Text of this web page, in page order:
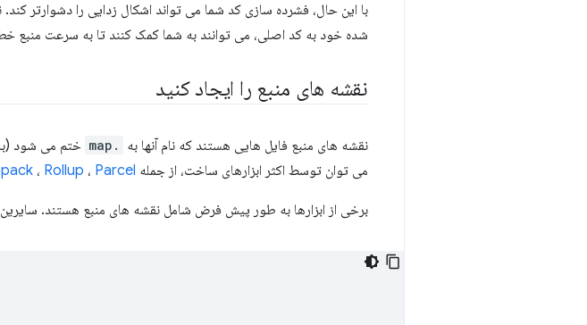
با این حال، فشرده سازی کد شما می تواند اشکال زدایی را دشوارتر
شده خود به کد اصلی، می توانند به شما کمک کنند تا به سرعت منبع
نقشه های منبع را ایجاد کنید
نقشه های منبع فایل هایی هستند که نام آنها به .map ختم می شود
می توان توسط اکثر ابزارهای ساخت، از جمله
، Rollup ، Parcel
برخی از ابزارها به طور پیش فرض شامل نقشه های منبع هستند. سایرین